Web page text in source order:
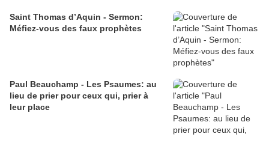
Saint Thomas d’Aquin - Sermon:
Méfiez-vous des faux prophètes
Paul Beauchamp - Les Psaumes: au
lieu de prier pour ceux qui, prier à
leur place